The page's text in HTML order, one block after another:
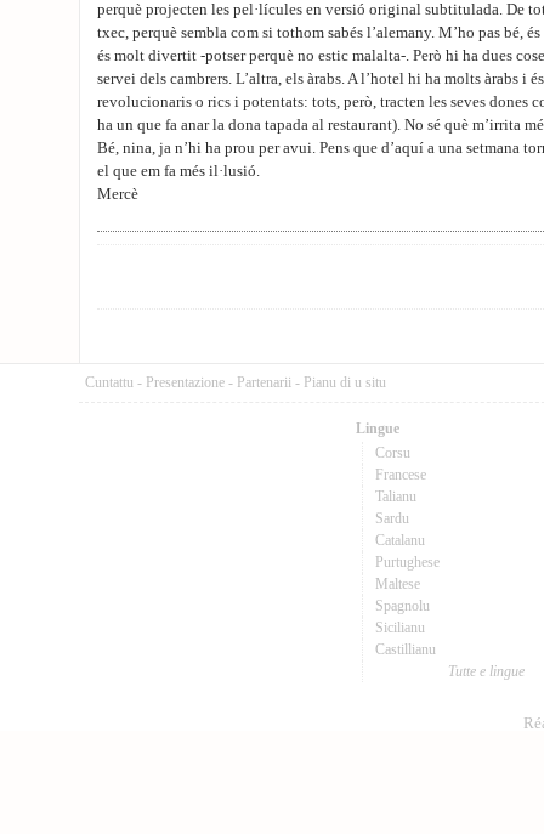
perquè projecten les pel·lícules en versió original subtitulada. De
txec, perquè sembla com si tothom sabés l’alemany. M’ho pas bé,
és molt divertit -potser perquè no estic malalta-. Però hi ha dues
servei dels cambrers. L’altra, els àrabs. A l’hotel hi ha molts àrabs i
revolucionaris o rics i potentats: tots, però, tracten les seves dones
ha un que fa anar la dona tapada al restaurant). No sé què m’irrita
Bé, nina, ja n’hi ha prou per avui. Pens que d’aquí a una setmana
el que em fa més il·lusió.
Mercè
Cuntattu - Presentazione - Partenarii - Pianu di u situ
Lingue
Corsu
Francese
Talianu
Sardu
Catalanu
Purtughese
Maltese
Spagnolu
Sicilianu
Castillianu
Tutte e lingue